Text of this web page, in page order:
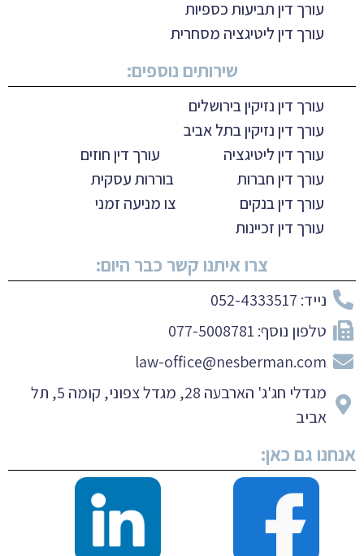
עורך דין תביעות כספיות
עורך דין ליטיגציה מסחרית
שירותים נוספים:
עורך דין נזיקין בירושלים
עורך דין נזיקין בתל אביב
עורך דין ליטיגציה
עורך דין חוזים
עורך דין חברות
בוררות עסקית
עורך דין בנקים
צו מניעה זמני
עורך דין זכיינות
צרו איתנו קשר כבר היום:
נייד: 052-4333517
טלפון נוסף: 077-5008781
law-office@nesberman.com
מגדלי חג'ג' הארבעה 28, מגדל צפוני, קומה 5, תל
אביב
אנחנו גם כאן: